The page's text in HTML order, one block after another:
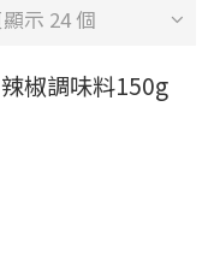
示 24 個